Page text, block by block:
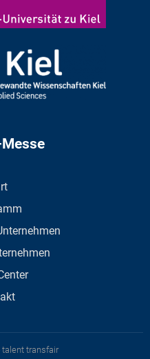
transfair